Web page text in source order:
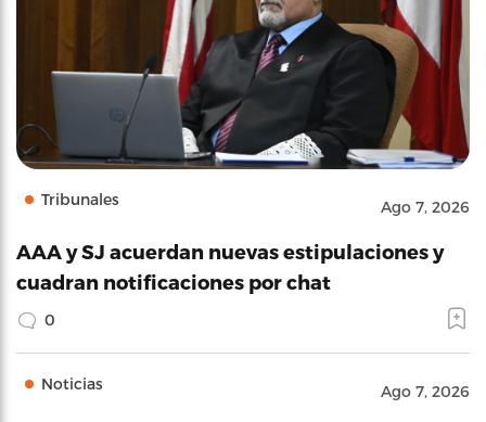
Tribunales Ago 7, 2026
AAA y SJ acuerdan nuevas estipulaciones y
cuadran notificaciones por chat
0
Noticias Ago 7, 2026